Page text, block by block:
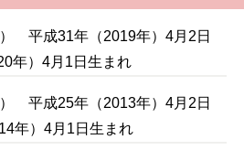
平成31年（2019年）4月2日
年）4月1日生まれ
平成25年（2013年）4月2日
年）4月1日生まれ